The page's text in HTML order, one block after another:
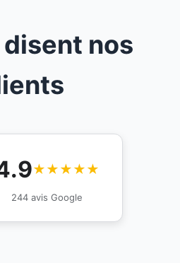
nos
★★★★★
244 avis Google